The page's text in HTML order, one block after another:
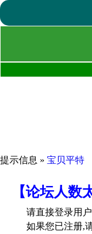
提示信息 » 宝贝平特
【论坛人
请直接登录用
如果您已注册,